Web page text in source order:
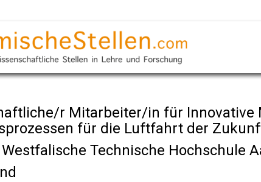
r Mitarbeiter/in für Innovative
für die Luftfahrt der
Technische Hochschule